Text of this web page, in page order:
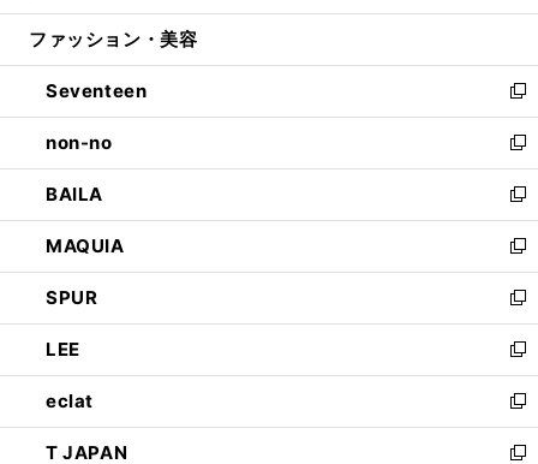
開
ウ
開
く
ン
ウ
で
開
く
ウ
ン
ド
ウ
で
開
く
ファッション・美容
Seventeen
新
し
い
ウ
ィ
ン
ド
ウ
で
開
く
non-no
新
し
い
ウ
ィ
ン
ド
ウ
で
開
く
BAILA
新
し
い
ウ
ィ
ン
ド
ウ
で
開
く
MAQUIA
新
し
い
ウ
ィ
ン
ド
ウ
で
SPUR
新
し
い
ウ
ィ
ン
ド
LEE
新
し
い
ウ
ィ
eclat
新
し
い
T JAPAN
新